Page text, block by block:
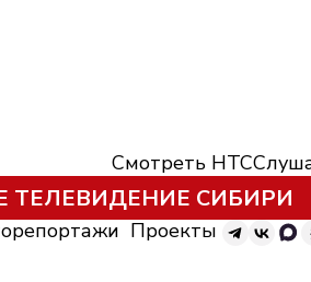
Смотреть НТС
ТЕЛЕВИДЕНИЕ СИБИРИ
Проекты